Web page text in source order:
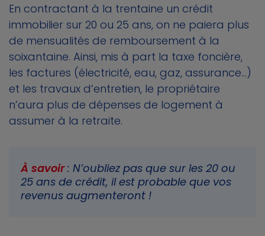
En contractant à la trentaine un crédit
immobilier sur 20 ou 25 ans, on ne paiera plus
de mensualités de remboursement à la
soixantaine. Ainsi, mis à part la taxe foncière,
les factures (électricité, eau, gaz, assurance...)
et les travaux d’entretien, le propriétaire
n’aura plus de dépenses de logement à
assumer à la retraite.
À savoir: N’oubliez pas que sur les 20 ou
25 ans de crédit, il est probable que vos
revenus augmenteront !